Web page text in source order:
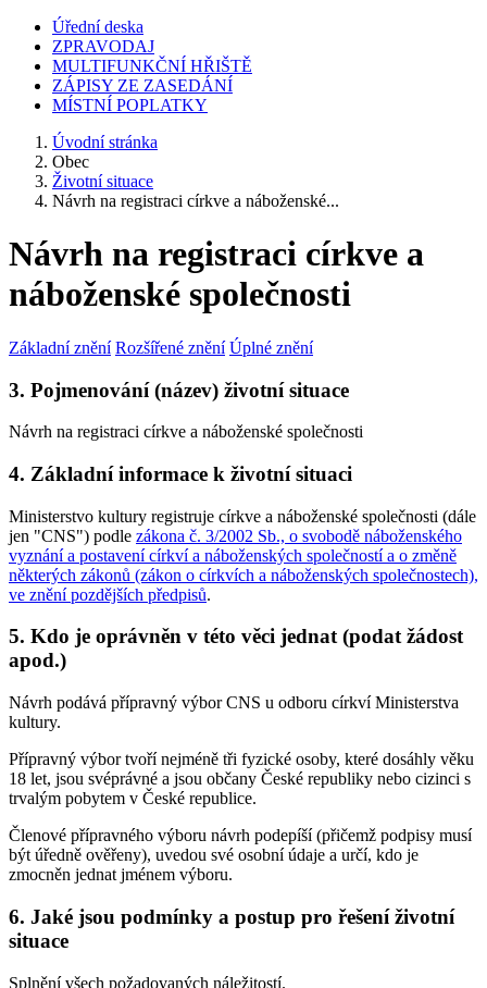
Úřední deska
ZPRAVODAJ
MULTIFUNKČNÍ HŘIŠTĚ
ZÁPISY ZE ZASEDÁNÍ
MÍSTNÍ POPLATKY
Úvodní stránka
Obec
Životní situace
Návrh na registraci církve a náboženské...
Návrh na registraci církve a
náboženské společnosti
Základní znění Rozšířené znění Úplné znění
3. Pojmenování (název) životní situace
Návrh na registraci církve a náboženské společnosti
4. Základní informace k životní situaci
Ministerstvo kultury registruje církve a náboženské společnosti (dále
jen "CNS") podle zákona č. 3/2002 Sb., o svobodě náboženského
vyznání a postavení církví a náboženských společností a o změně
některých zákonů (zákon o církvích a náboženských společnostech),
ve znění pozdějších předpisů.
5. Kdo je oprávněn v této věci jednat (podat žádost
apod.)
Návrh podává přípravný výbor CNS u odboru církví Ministerstva
kultury.
Přípravný výbor tvoří nejméně tři fyzické osoby, které dosáhly věku
18 let, jsou svéprávné a jsou občany České republiky nebo cizinci s
trvalým pobytem v České republice.
Členové přípravného výboru návrh podepíší (přičemž podpisy musí
být úředně ověřeny), uvedou své osobní údaje a určí, kdo je
zmocněn jednat jménem výboru.
6. Jaké jsou podmínky a postup pro řešení životní
situace
Splnění všech požadovaných náležitostí.